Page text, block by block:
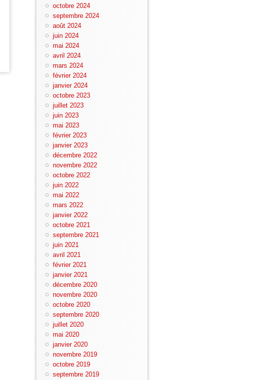
octobre 2024
septembre 2024
août 2024
juin 2024
mai 2024
avril 2024
mars 2024
février 2024
janvier 2024
octobre 2023
juillet 2023
juin 2023
mai 2023
février 2023
janvier 2023
décembre 2022
novembre 2022
octobre 2022
juin 2022
mai 2022
mars 2022
janvier 2022
octobre 2021
septembre 2021
juin 2021
avril 2021
février 2021
janvier 2021
décembre 2020
novembre 2020
octobre 2020
septembre 2020
juillet 2020
mai 2020
janvier 2020
novembre 2019
octobre 2019
septembre 2019